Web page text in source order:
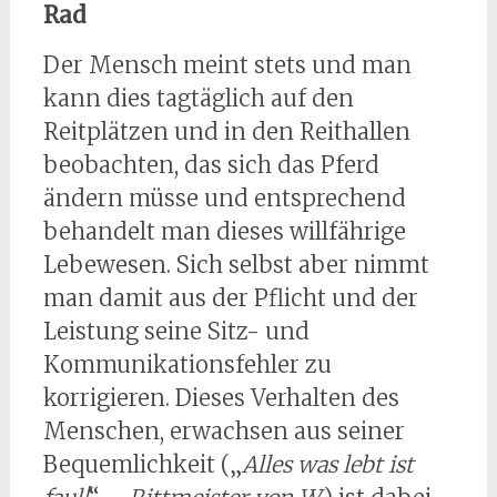
Rad
Der Mensch meint stets und man
kann dies tagtäglich auf den
Reitplätzen und in den Reithallen
beobachten, das sich das Pferd
ändern müsse und entsprechend
behandelt man dieses willfährige
Lebewesen. Sich selbst aber nimmt
man damit aus der Pflicht und der
Leistung seine Sitz- und
Kommunikationsfehler zu
korrigieren. Dieses Verhalten des
Menschen, erwachsen aus seiner
Bequemlichkeit („Alles was lebt ist